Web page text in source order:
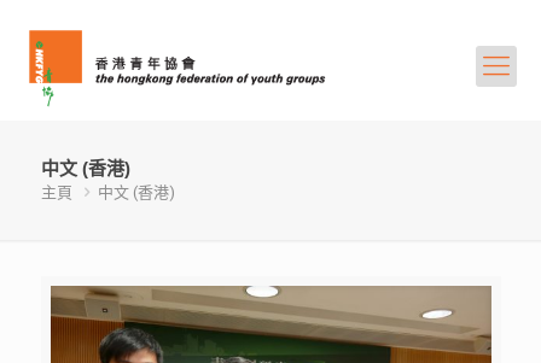
中文 (香港)
主頁 中文 (香港)